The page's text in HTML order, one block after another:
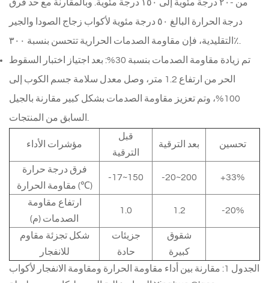
من -٢٠ درجة مئوية إلى ١٥٠ درجة مئوية. وبالمقارنة مع حد فرق
درجة الحرارة البالغ ٥٠ درجة مئوية لأكواب زجاج الصودا والجير
التقليدية، فإن مقاومة الصدمات الحرارية تتحسن بنسبة ٣٠٠٪.
تم زيادة مقاومة الصدمات بنسبة 30%: بعد اجتياز اختبار السقوط
الحر من ارتفاع 1.2 متر، وصل معدل سلامة جسم الكوب إلى
100%، وتم تعزيز مقاومة الصدمات بشكل كبير مقارنة بالجيل
مؤشرات الأداء
قبل
الترقية
بعد الترقية تحسين
فرق درجة حرارة
مقاومة الحرارة (℃)
-17~150 -20~200 +33%
ارتفاع مقاومة
الصدمات (م)
1.0 1.2 -20%
شكل تجزئة مقاوم
للانفجار
جزيئات
حادة
شقوق
كبيرة
الجدول 1: مقارنة بين أداء مقاومة الحرارة ومقاومة الانفجار لأكواب